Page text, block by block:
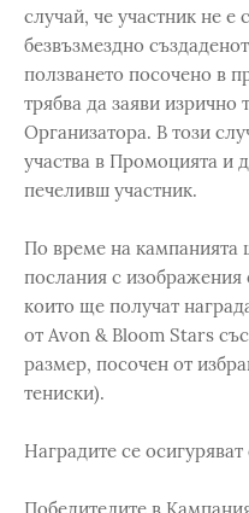
случай, че участник не е
безвъзмездно
ползването посочено в
трябва да заяви
Организатора. В този
участва в Промоцията и
печеливш участник.
По време на кампанията
послания с изображения
които ще получат
от Avon & Bloom Stars
размер, посочен от
тениски).
Наградите се